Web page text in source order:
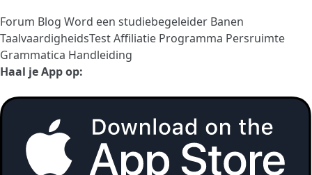
Forum Blog Word een studiebegeleider Banen
TaalvaardigheidsTestAffiliatie Programma Persruimte
Grammatica Handleiding
Haal je App op: